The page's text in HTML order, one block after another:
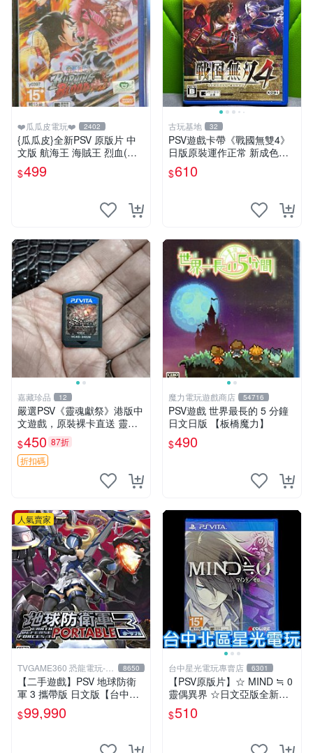
❤️瓜瓜皮電玩❤️ 2402
{瓜瓜皮}全新PSV 原版片 中
文版 航海王 海賊王 烈血(內
附初回特點-不清楚有沒有過
期)(遊戲都有回收)
$499
古玩基地 32
PSV遊戲卡帶《戰國無雙4》
日版原裝運作正常 新成色如
圖拍賣請先確認 成色拍賣一
經成交概不退換 PSV遊戲 卡
$610
嘉藏珍品 12
嚴選PSV《靈魂獻祭》港版中
文遊戲，原裝裸卡直送 靈魂
獻祭 PSV 游戲 卡帶
$450 87折
折扣碼
魔力電玩遊戲商店 54716
PSV遊戲 世界最長的 5 分鐘
日文日版 【板橋魔力】
$490
人氣賣家
TVGAME360 恐龍電玩-台
中店
8650
【二手遊戲】PSV 地球防衛
軍 3 攜帶版 日文版【台中恐
龍電玩】
$99,990
台中星光電玩專賣店 6301
【PSV原版片】☆ MIND ≒ 0
靈偶異界 ☆日文亞版全新品
【特價優惠】台中星光電玩
$510